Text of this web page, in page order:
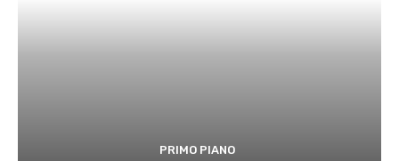
PRIMO PIANO